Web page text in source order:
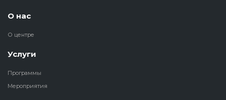
О нас
О центре
Услуги
Программы
Мероприятия